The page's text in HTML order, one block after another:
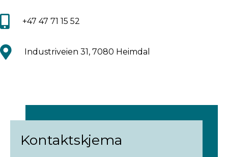
+47 47 71 15 52
Industriveien 31, 7080 Heimdal
Kontaktskjema